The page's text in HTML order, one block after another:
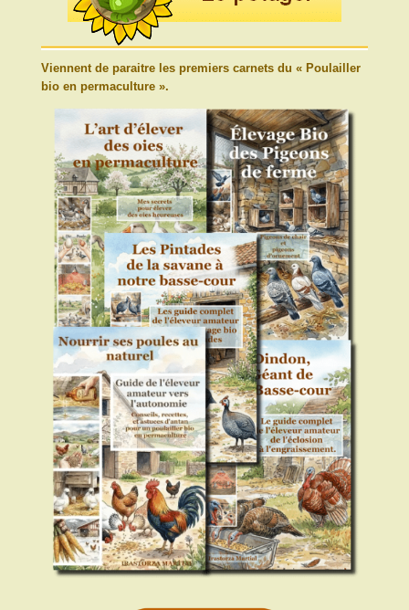
Viennent de paraitre les premiers carnets du « Poulailler
bio en permaculture ».